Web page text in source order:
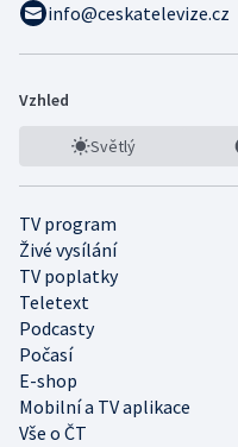
info@ceskatelevize.cz
Vzhled
Světlý
TV program
Živé vysílání
TV poplatky
Teletext
Podcasty
Počasí
E-shop
Mobilní a TV aplikace
Vše o ČT